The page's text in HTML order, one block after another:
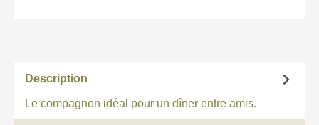
Description
Le compagnon idéal pour un dîner entre amis.